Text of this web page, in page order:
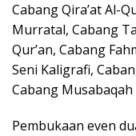
Cabang Qira’at Al-
Murratal, Cabang
Qur’an, Cabang
Seni Kaligrafi,
Cabang Musabaqah
Pembukaan even